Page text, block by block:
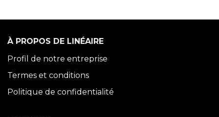
À PROPOS DE LINÉAIRE
Profil de notre entreprise
Termes et conditions
Politique de confidentialité